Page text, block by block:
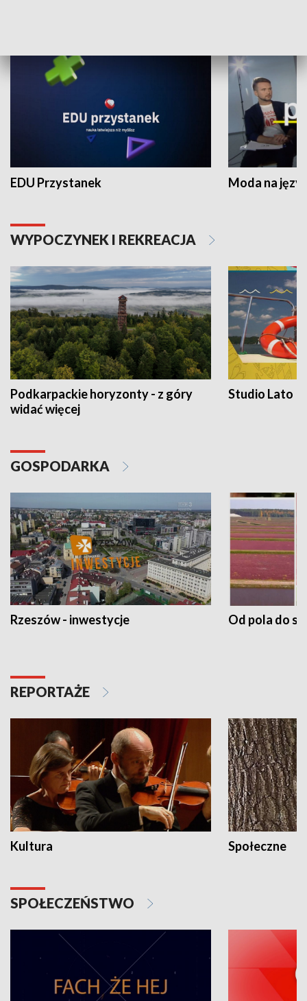
EDU Przystanek Moda na
WYPOCZYNEK I REKREACJA
Podkarpackie horyzonty - z góry
widać więcej
Studio Lato
GOSPODARKA
Rzeszów - inwestycje Od pola do
REPORTAŻE
Kultura Społeczne
SPOŁECZEŃSTWO